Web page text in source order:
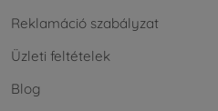
Reklamáció szabályzat
Üzleti feltételek
Blog